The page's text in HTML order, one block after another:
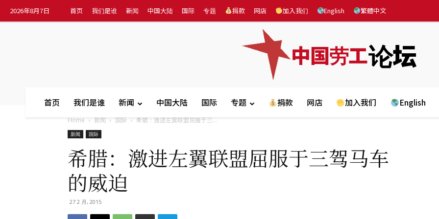
2026年8月7日 首页 我们是谁 新闻 中国大陆 国际 专题 捐款 网店 加入我们 English 繁體中文
中国劳工论坛
首页 我们是谁 新闻 中国大陆 国际 专题 捐款 网店 加入我们 English
Home 新闻 国际 希腊：激进左翼联盟屈服于三...
新闻 国际
希腊：激进左翼联盟屈服于三驾马车
的威迫
27 2 月, 2015